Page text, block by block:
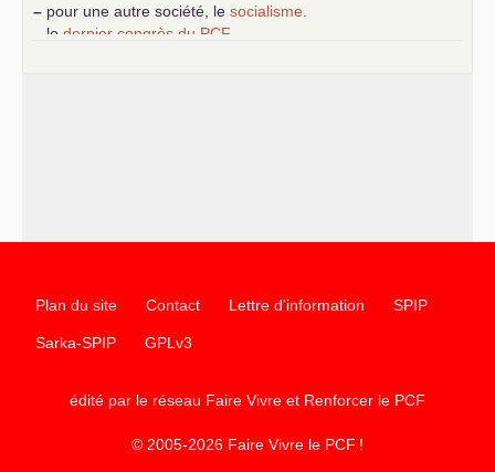
– pour une autre société, le socialisme
le dernier congrès du PCF
Plan du site Contact Lettre d'information SPIP
Sarka-SPIP GPLv3
édité par le réseau Faire Vivre et Renforcer le PCF
© 2005-2026 Faire Vivre le PCF !